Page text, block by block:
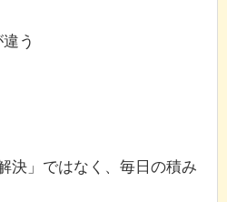
う
決」ではなく、毎日の積み